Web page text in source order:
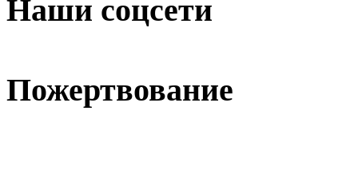
Наши соцсети
Пожертвование